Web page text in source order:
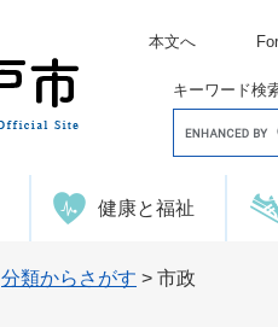
本文へ
キーワード検
o
e
タ
ム
健康と福祉
分類からさがす > 市政